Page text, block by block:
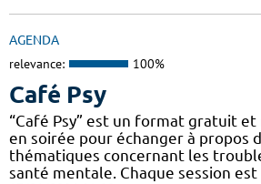
AGENDA
relevance: 100%
Café Psy
“Café Psy” est un format gratuit
en soirée pour échanger à propos
thématiques concernant les
santé mentale. Chaque session